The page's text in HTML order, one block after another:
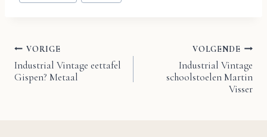
Bericht
VORIGE
Industrial Vintage eettafel
Gispen? Metaal
VOLGENDE
Industrial Vintage
schoolstoelen Martin
Visser